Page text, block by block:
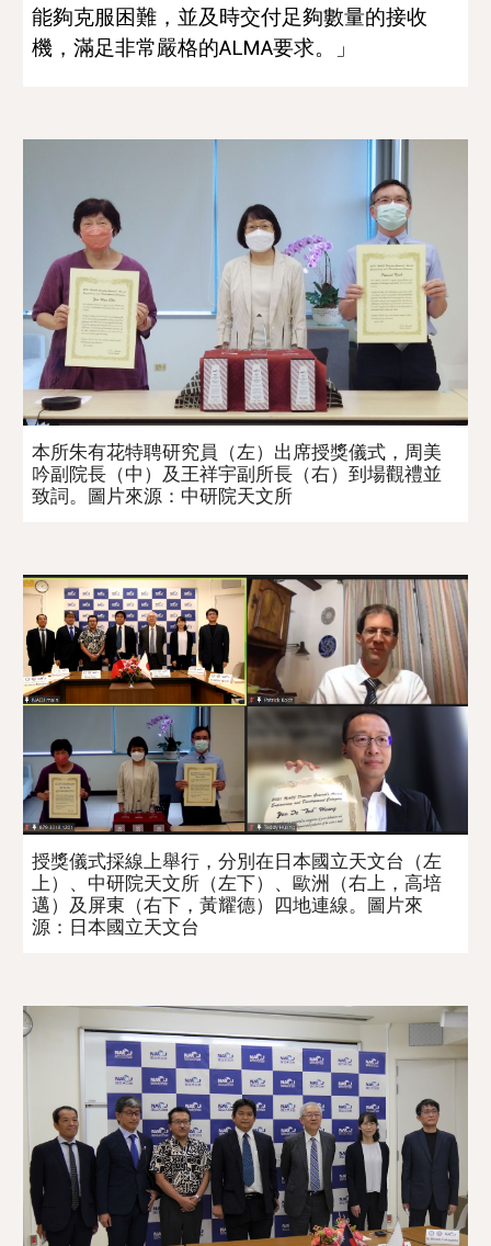
能夠克服困難，並及時交付足夠數量的接收
機，滿足非常嚴格的ALMA要求。」
本所朱有花特聘研究員（左）出席授獎儀式，周美
吟副院長（中）及王祥宇副所長（右）到場觀禮並
致詞。圖片來源：中研院天文所
授獎儀式採線上舉行，分別在日本國立天文台
（左
上）、中研院天文所（左下）、歐洲（右上，高培
邁）及屏東（右下，黃耀德）四地連線。 圖片來
源： 日本國立天文台